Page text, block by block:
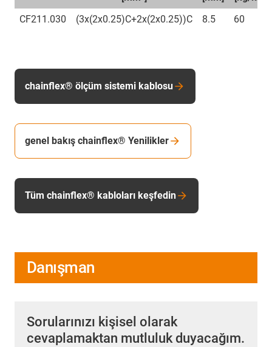
CF211.030
(3x(2x0.25)C+2x(2x0.25))C 8.5 60
chainflex® ölçüm sistemi kablosu
genel bakış chainflex® Yenilikler
Tüm chainflex® kabloları keşfedin
Danışman
Sorularınızı kişisel olarak
cevaplamaktan mutluluk duyacağım.